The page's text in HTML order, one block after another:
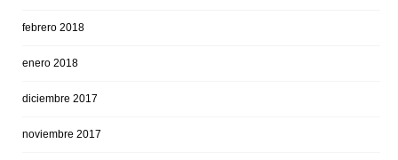
febrero 2018
enero 2018
diciembre 2017
noviembre 2017